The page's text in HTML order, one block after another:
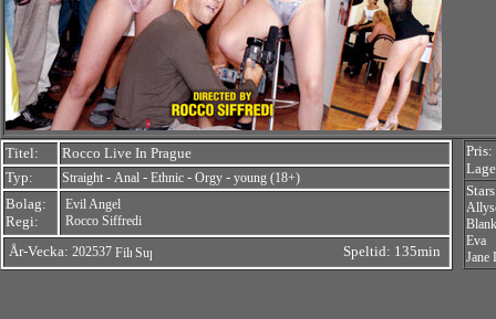
Titel:
Rocco Live In Prague
Typ:
Straight - Anal - Ethnic - Orgy - young (18+)
Bolag:
Regi:
Evil Angel
Rocco Siffredi
År-Vecka: 202537 Speltid: 135min
Eva
Jane